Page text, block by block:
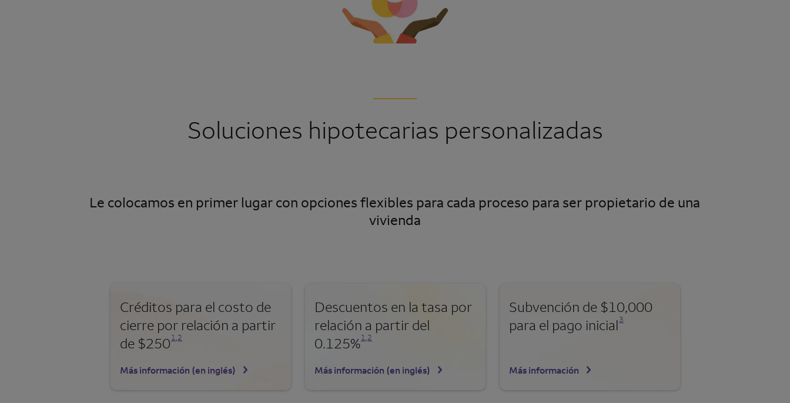
Soluciones hipotecarias personalizadas
Le colocamos en primer lugar con opciones flexibles para cada proceso para ser propietario de una
vivienda
Créditos para el costo de
cierre por relación a partir
de $250
Se abre una modalidad para nota al pie
1,
Se abre una modalidad para nota al pie
2
Más información (en inglés)
Descuentos en la tasa por
relación a partir del
0.125%
Se abre una modalidad para nota al pie
1,
Se abre una modalidad para nota al pie
2
Más información (en inglés)
Subvención de $10,000
para el pago inicial
Se abre una modalidad para nota al pie
3
Más información